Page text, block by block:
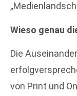
Wieso genau
Die
von Print und